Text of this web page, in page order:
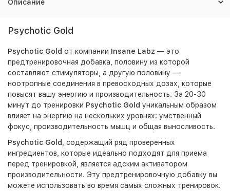
Описание
Psychotic Gold
Psychotic Gold от компании Insane Labz — это
предтренировочная добавка, половину из которой
составляют стимуляторы, а другую половину —
ноотропные соединения в превосходных дозах, которые
повысят вашу энергию и производительность. За 20-30
минут до тренировки Psychotic Gold уникальным образом
влияет на энергию на нескольких уровнях: умственный
фокус, производительность мышц и общая выносливость.
Psychotic Gold
, содержащий ряд проверенных
ингредиентов, которые идеально подходят для приема
перед тренировкой, является адским активатором
производительности. Эту предтренировочную добавку вы
можете использовать во время самых сложных тренировок.